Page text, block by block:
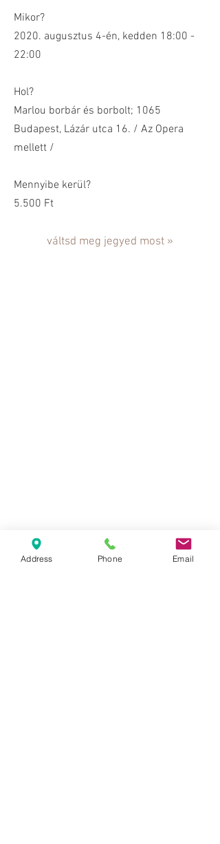
Mikor?
2020. augusztus 4-én, kedden 18:00 -
22:00
Hol?
Marlou borbár és borbolt; 1065
Budapest, Lázár utca 16. / Az Opera
mellett /
Mennyibe kerül?
5.500 Ft
váltsd meg jegyed most »
Address Phone Email